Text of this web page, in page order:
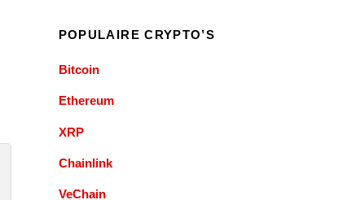
POPULAIRE CRYPTO’S
Bitcoin
Ethereum
XRP
Chainlink
VeChain